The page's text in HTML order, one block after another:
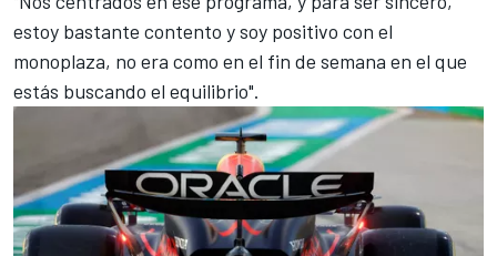
estoy bastante contento y soy positivo con el
monoplaza, no era como en el fin de semana en el que
estás buscando el equilibrio".